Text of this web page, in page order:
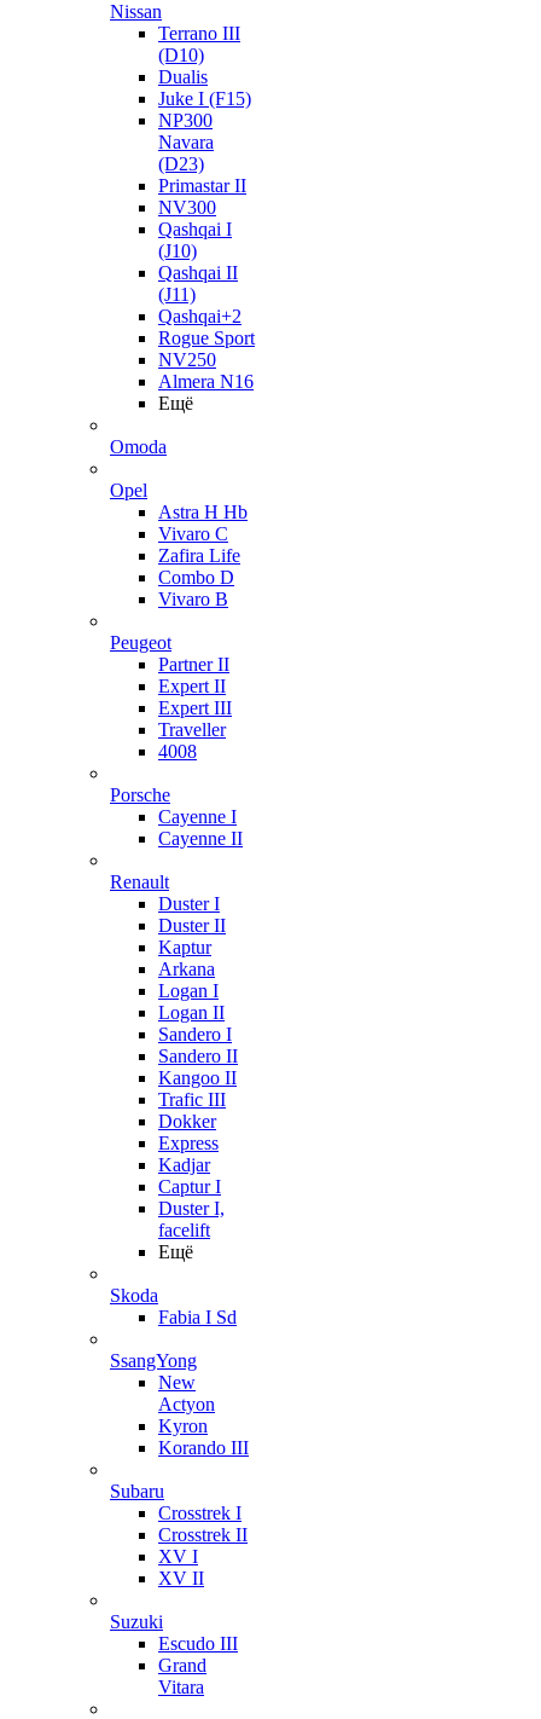
Nissan
Terrano III
(D10)
Dualis
Juke I (F15)
NP300
Navara
(D23)
Primastar II
NV300
Qashqai I
(J10)
Qashqai II
(J11)
Qashqai+2
Rogue Sport
NV250
Almera N16
Ещё
Omoda
Opel
Astra H Hb
Vivaro C
Zafira Life
Combo D
Vivaro B
Peugeot
Partner II
Expert II
Expert III
Traveller
4008
Porsche
Cayenne I
Cayenne II
Renault
Duster I
Duster II
Kaptur
Arkana
Logan I
Logan II
Sandero I
Sandero II
Kangoo II
Trafic III
Dokker
Express
Kadjar
Captur I
Duster I,
facelift
Ещё
Skoda
Fabia I Sd
SsangYong
New
Actyon
Kyron
Korando III
Subaru
Crosstrek I
Crosstrek II
XV I
XV II
Suzuki
Escudo III
Grand
Vitara